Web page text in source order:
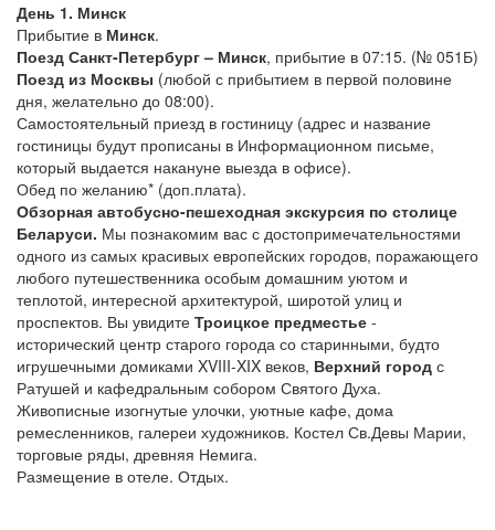
День 1. Минск
Прибытие в Минск.
Поезд Санкт-Петербург – Минск, прибытие в 07:15. (№ 051Б)
Поезд из Москвы (любой с прибытием в первой половине
дня, желательно до 08:00).
Самостоятельный приезд в гостиницу (адрес и название
гостиницы будут прописаны в Информационном письме,
который выдается накануне выезда в офисе).
Обед по желанию* (доп.плата).
Обзорная автобусно-пешеходная экскурсия по столице
Беларуси. Мы познакомим вас с достопримечательностями
одного из самых красивых европейских городов, поражающего
любого путешественника особым домашним уютом и
теплотой, интересной архитектурой, широтой улиц и
проспектов. Вы увидите Троицкое предместье -
исторический центр старого города со старинными, будто
игрушечными домиками XVIII-XIX веков, Верхний город с
Ратушей и кафедральным собором Святого Духа.
Живописные изогнутые улочки, уютные кафе, дома
ремесленников, галереи художников. Костел Св.Девы Марии,
торговые ряды, древняя Немига.
Размещение в отеле. Отдых.